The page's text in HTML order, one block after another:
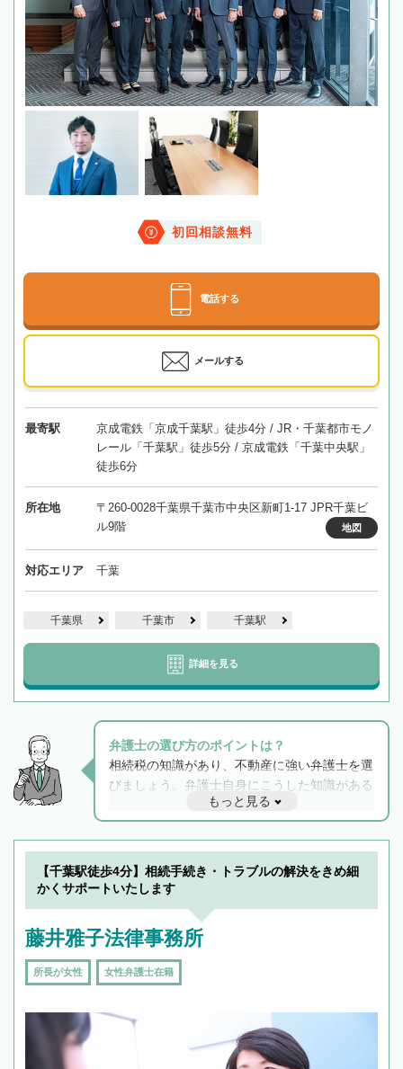
初回相談無料
電話する
メールする
最寄駅
京成電鉄「京成千葉駅」徒歩4分 / JR・千葉都市モノ
レール「千葉駅」徒歩5分 / 京成電鉄「千葉中央駅」
徒歩6分
所在地
〒260-0028千葉県千葉市中央区新町1-17 JPR千葉ビ
ル9階
地図
対応エリア 千葉
千葉県 千葉市 千葉駅
詳細を見る
弁護士の選び方のポイントは？
相続税の知識があり、不動産に強い弁護士を選
びましょう。弁護士自身にこうした知識がある
と他士業との連携もスムーズに進み、トラブル
解決のみならず相続をトータルで任せることが
できます。また、相続は感情がからむ分野なの
でフィーリングも重要です。実際に電話や面談
で複数の弁護士と会話をしてウマが合う方に依
もっと見る
【千葉駅徒歩4分】相続手続き・トラブルの解決をきめ細
かくサポートいたします
藤井雅子法律事務所
所長が女性 女性弁護士在籍